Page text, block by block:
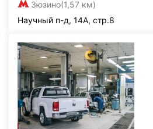
Зюзино(1,57 км)
Научный п-д, 14А, стр.8